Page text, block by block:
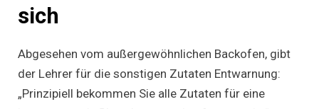
sich
Abgesehen vom außergewöhnlichen Backofen, gibt
der Lehrer für die sonstigen Zutaten Entwarnung:
„Prinzipiell bekommen Sie alle Zutaten für eine